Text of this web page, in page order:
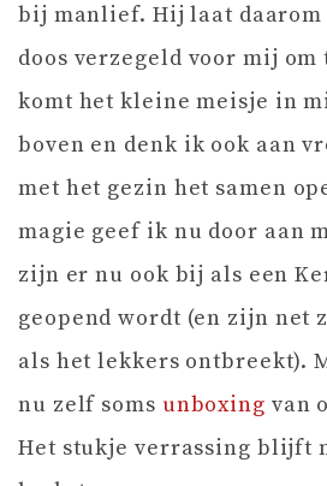
bij manlief. Hij laat
doos verzegeld voor mij om
komt het kleine meisje in
boven en denk ik ook aan
met het gezin het samen
magie geef ik nu door aan
zijn er nu ook bij als een
geopend wordt (en zijn net
als het lekkers ontbreekt).
nu zelf soms unboxing van
Het stukje verrassing blijft